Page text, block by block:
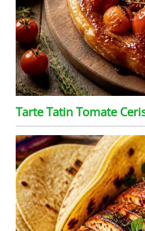
Tarte Tatin Tomate